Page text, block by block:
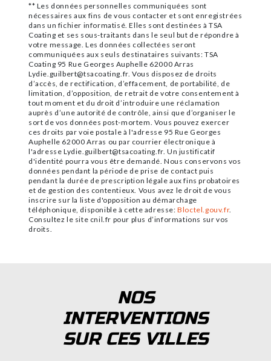
** Les données personnelles communiquées sont
nécessaires aux fins de vous contacter et sont enregistrées
dans un fichier informatisé. Elles sont destinées à TSA
Coating et ses sous-traitants dans le seul but de répondre à
votre message. Les données collectées seront
communiquées aux seuls destinataires suivants: TSA
Coating 95 Rue Georges Auphelle 62000 Arras
Lydie.guilbert@tsacoating.fr. Vous disposez de droits
d’accès, de rectification, d’effacement, de portabilité, de
limitation, d’opposition, de retrait de votre consentement à
tout moment et du droit d’introduire une réclamation
auprès d’une autorité de contrôle, ainsi que d’organiser le
sort de vos données post-mortem. Vous pouvez exercer
ces droits par voie postale à l'adresse 95 Rue Georges
Auphelle 62000 Arras ou par courrier électronique à
l'adresse Lydie.guilbert@tsacoating.fr. Un justificatif
d'identité pourra vous être demandé. Nous conservons vos
données pendant la période de prise de contact puis
pendant la durée de prescription légale aux fins probatoires
et de gestion des contentieux. Vous avez le droit de vous
inscrire sur la liste d'opposition au démarchage
téléphonique, disponible à cette adresse:Bloctel.gouv.fr.
Consultez le site cnil.fr pour plus d’informations sur vos
droits.
NOS
INTERVENTIONS
SUR CES VILLES